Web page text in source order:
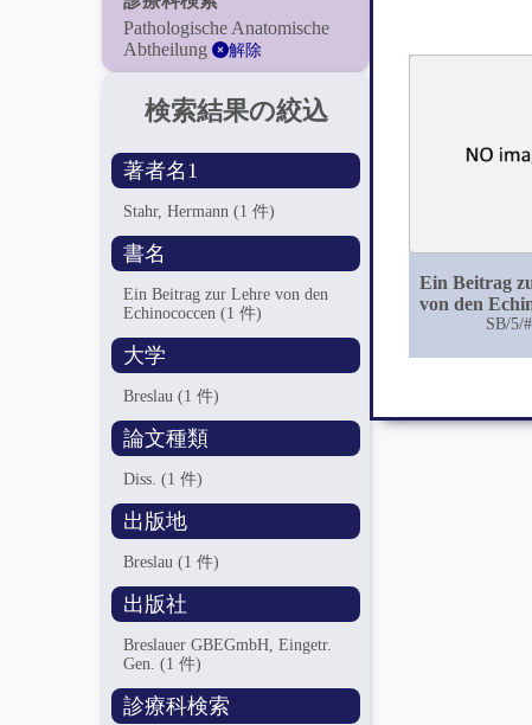
Pathologische Anatomische
Abtheilung
解除
検索結果の絞込
著者名1
Stahr, Hermann(1 件)
書名
Ein Beitrag zur Lehre von den
Echinococcen(1 件)
大学
Breslau(1 件)
論文種類
Diss.(1 件)
出版地
Breslau(1 件)
出版社
Breslauer GBEGmbH, Eingetr.
Gen.(1 件)
診療科検索
Ein Beitrag
von den
SB/5/#